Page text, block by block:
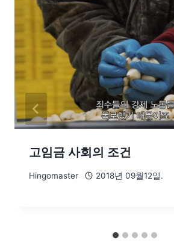
고임금 사회의 조건
Hingomaster 2018년 09월12일.